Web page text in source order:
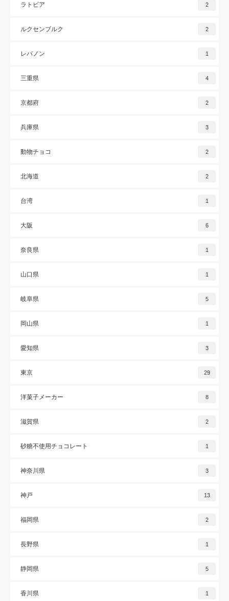
ラトビア 2
ルクセンブルク 2
レバノン 1
三重県 4
京都府 2
兵庫県 3
動物チョコ 2
北海道 2
台湾 1
大阪 6
奈良県 1
山口県 1
岐阜県 5
岡山県 1
愛知県 3
東京 29
洋菓子メーカー 8
滋賀県 2
砂糖不使用チョコレート 1
神奈川県 3
神戸 13
福岡県 2
長野県 1
静岡県 5
香川県 1